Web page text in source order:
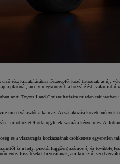
rész kialakításában főszereplői közé tartoznak az
a platónál, amely megkönnyíti a hozzáférést, valamint
az új Toyota Land Cruiser hatására minden
menetválasztót alkalmaz. A csatlakozási
mind üzleti/flotta ügyfelek számára kényelmes. A
és a visszarúgás kockázatának csökkenése egyenetlen
és a helyi piactól függően) számos új és
frissítéseket biztosítanak, amikor az új